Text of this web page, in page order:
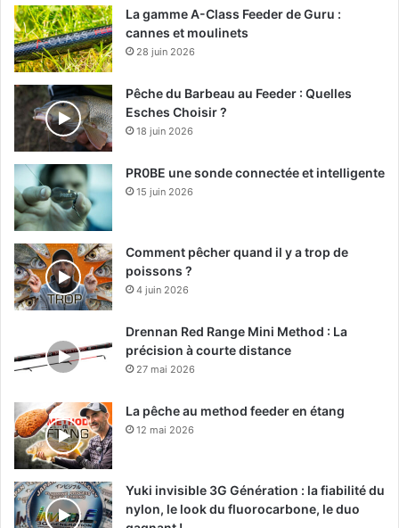
La gamme A-Class Feeder de Guru :
cannes et moulinets
28 juin 2026
Pêche du Barbeau au Feeder : Quelles
Esches Choisir ?
18 juin 2026
PR0BE une sonde connectée et intelligente
15 juin 2026
Comment pêcher quand il y a trop de
poissons ?
4 juin 2026
Drennan Red Range Mini Method : La
précision à courte distance
27 mai 2026
La pêche au method feeder en étang
12 mai 2026
Yuki invisible 3G Génération : la fiabilité du
nylon, le look du fluorocarbone, le duo